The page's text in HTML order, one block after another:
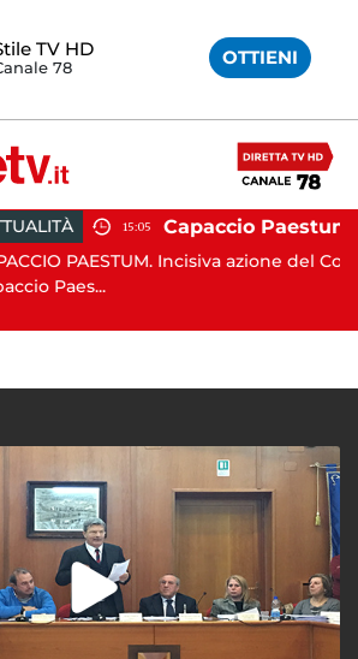
TV HD
78 OTTIENI
15:05
PAESTUM. Incisiva azione del Comune di